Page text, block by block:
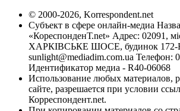
© 2000-2026, Korrespondent.net
Субъект в сфере онлайн-медиа
«КореспонденТ.net» Адрес: 02091,
ХАРКІВСЬКЕ ШОСЕ, будинок 172-Б,
sunlight@mediadim.com.ua Телефон:
Идентификатор медиа - R40-06068
Использование любых материалов,
сайте, разрешается при условии
Корреспондент.net.